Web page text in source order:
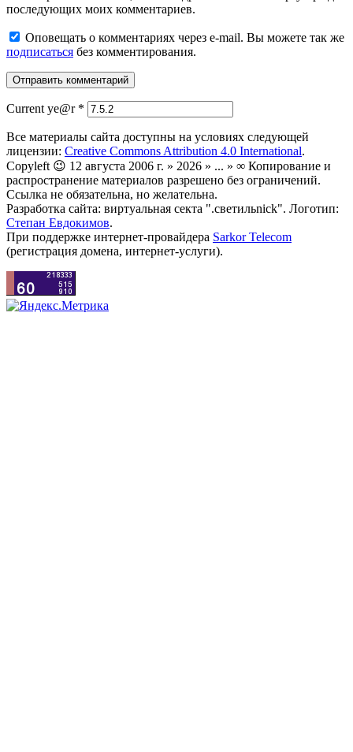
последующих моих комментариев.
Оповещать о комментариях через e-mail. Вы можете так же
подписаться без комментирования.
Current ye@r *
Все материалы сайта доступны на условиях следующей
лицензии: Creative Commons Attribution 4.0 International.
Copyleft 😉 12 августа 2006 г. » 2026 » ... » ∞ Копирование и
распространение материалов разрешено без ограничений.
Ссылка не обязательна, но желательна.
Разработка сайта: виртуальная секта ".светильnick". Логотип:
Степан Евдокимов.
При поддержке интернет-провайдера Sarkor Telecom
(регистрация домена, интернет-услуги).